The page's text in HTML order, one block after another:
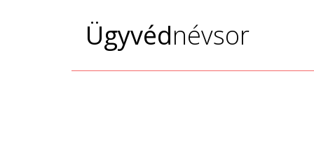
Ügyvédnévsor